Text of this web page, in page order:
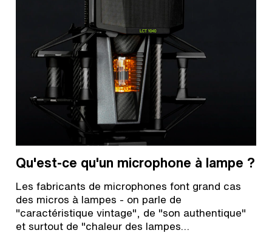
Qu'est-ce qu'un microphone à lampe ?
Les fabricants de microphones font grand cas
des micros à lampes - on parle de
"caractéristique vintage", de "son authentique"
et surtout de "chaleur des lampes…